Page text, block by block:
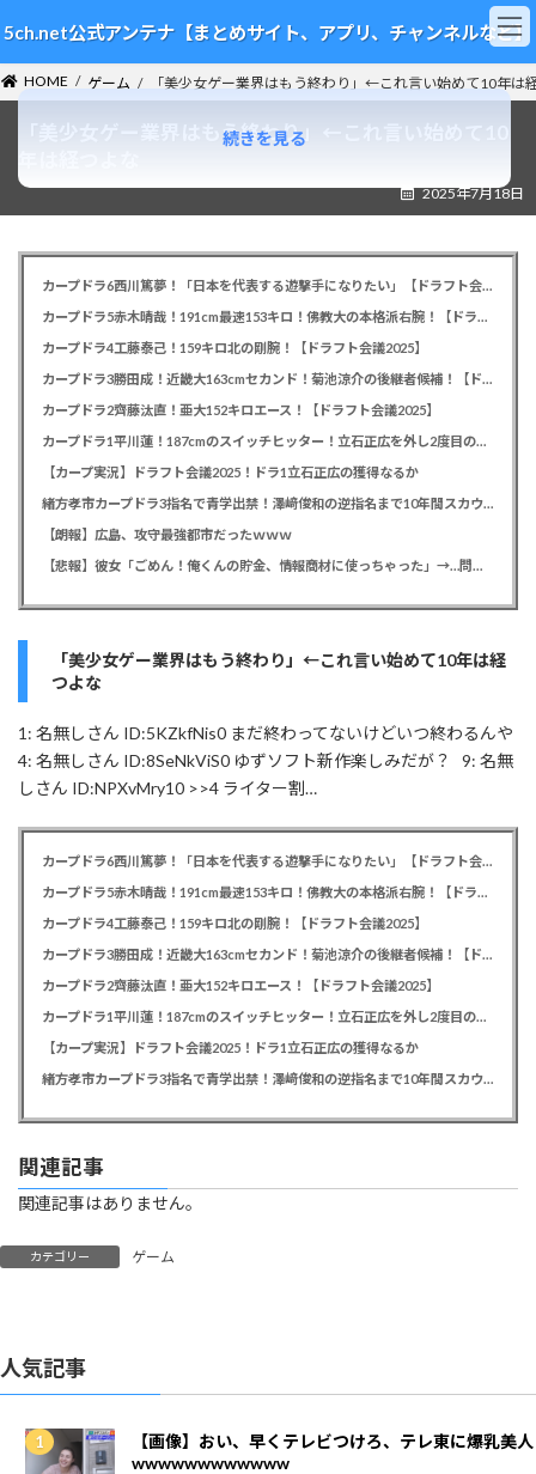
ン
テ
ン
ツ
ビ
ゲ
ー
シ
5ch.net公式アンテナ【まとめサイト、アプリ、チャンネルなど】
HOME ゲーム 「美少女ゲー業界はもう終わり」←これ言い始めて10年は
「美少女ゲー業界はもう終わり」←これ言い始めて10
2025年7月18日
カープドラ6西川篤夢！「日本を代表する遊撃手になりたい」【ドラフト会議2025】
カープドラ5赤木晴哉！191cm最速153キロ！佛教大の本格派右腕！【ドラフト会議2025】
カープドラ4工藤泰己！159キロ北の剛腕！【ドラフト会議2025】
カープドラ3勝田成！近畿大163cmセカンド！菊池涼介の後継者候補！【ドラフト会議2025】
カープドラ2齊藤汰直！亜大152キロエース！【ドラフト会議2025】
カープドラ1平川蓮！187cmのスイッチヒッター！立石正広を外し2度目の重複も新井監督がクジを引き当てる！【ドラフト会議2025】
【カープ実況】ドラフト会議2025！ドラ1立石正広の獲得なるか
緒方孝市カープドラ3指名で青学出禁！澤﨑俊和の逆指名まで10年間スカウト出禁
【朗報】広島、攻守最強都市だったｗｗｗ
【悲報】彼女「ごめん！俺くんの貯金、情報商材に使っちゃった」→…問い詰めたらギャン泣きされたんだが俺が悪いのか？
「美少女ゲー業界はもう終わり」←これ言い始めて10年は経
つよな
1: 名無しさん ID:5KZkfNis0 まだ終わってないけどいつ終わるんや
4: 名無しさん ID:8SeNkViS0 ゆずソフト新作楽しみだが？ 9: 名無
しさん ID:NPXvMry10 >>4 ライター割…
続きを見る
カープドラ6西川篤夢！「日本を代表する遊撃手になりたい」【ドラフト会議2025】
カープドラ5赤木晴哉！191cm最速153キロ！佛教大の本格派右腕！【ドラフト会議2025】
カープドラ4工藤泰己！159キロ北の剛腕！【ドラフト会議2025】
カープドラ3勝田成！近畿大163cmセカンド！菊池涼介の後継者候補！【ドラフト会議2025】
カープドラ2齊藤汰直！亜大152キロエース！【ドラフト会議2025】
カープドラ1平川蓮！187cmのスイッチヒッター！立石正広を外し2度目の重複も新井監督がクジを引き当てる！【ドラフト会議2025】
【カープ実況】ドラフト会議2025！ドラ1立石正広の獲得なるか
緒方孝市カープドラ3指名で青学出禁！澤﨑俊和の逆指名まで10年間スカウト出禁
関連記事
関連記事はありません。
カテゴリー ゲーム
人気記事
【画像】おい、早くテレビつけろ、テレ東に爆乳美人
wwwwwwwwwwww